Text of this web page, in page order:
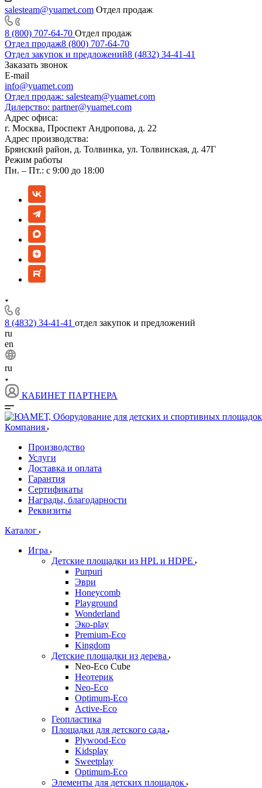
salesteam@yuamet.com Отдел продаж
8 (800) 707-64-70 Отдел продаж
Отдел продаж8 (800) 707-64-70
Отдел закупок и предложений8 (4832) 34-41-41
Заказать звонок
E-mail
info@yuamet.com
Отдел продаж: salesteam@yuamet.com
Дилерство: partner@yuamet.com
Адрес офиса:
г. Москва, Проспект Андропова, д. 22
Адрес производства:
Брянский район, д. Толвинка, ул. Толвинская, д. 47Г
Режим работы
Пн. – Пт.: с 9:00 до 18:00
8 (4832) 34-41-41 отдел закупок и предложений
ru
en
ru
КАБИНЕТ ПАРТНЕРА
Компания
Производство
Услуги
Доставка и оплата
Гарантия
Сертификаты
Награды, благодарности
Реквизиты
Каталог
Игра
Детские площадки из HPL и HDPE
Purpuri
Эври
Honeycomb
Playground
Wonderland
Эко-play
Premium-Eco
Kingdom
Детские площадки из дерева
Neo-Eco Cube
Неотерик
Neo-Eco
Оptimum-Еco
Active-Eco
Геопластика
Площадки для детского сада
Plywood-Eco
Kidsplay
Sweetplay
Оptimum-Еco
Элементы для детских площадок